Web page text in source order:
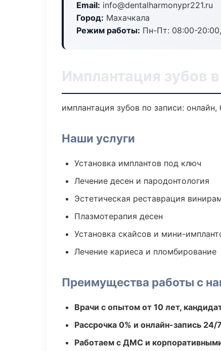
Email: info@dentalharmonypr221.ru
Город: Махачкала
Режим работы: Пн-Пт: 08:00-
Имплантация зубов
имплантация зубов по записи:
Наши услуги
Установка имплантов под ключ
Лечение десен и пародонтология
Эстетическая реставрация
Плазмотерапия десен
Установка скайсов и мини-
Лечение кариеса и пломбирование
Преимущества работы с
Врачи с опытом от 10 лет,
Рассрочка 0% и онлайн-запись 24/7
Работаем с ДМС и